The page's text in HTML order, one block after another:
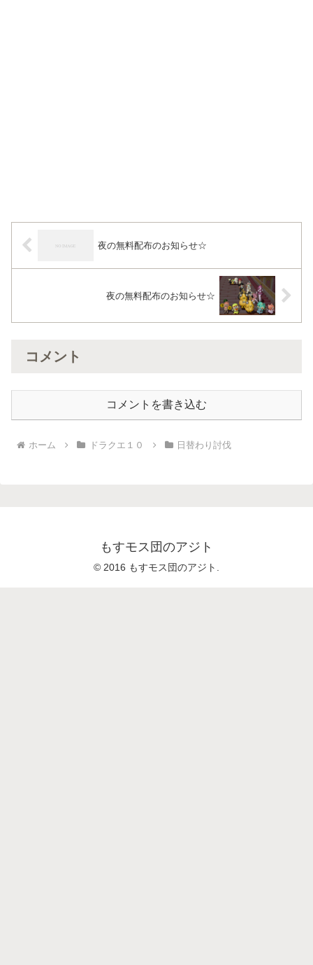
夜の無料配布のお知らせ☆
夜の無料配布のお知らせ☆
コメント
コメントを書き込む
ホーム ドラクエ１０ 日替わり討伐
もすモス団のアジト
© 2016 もすモス団のアジト.